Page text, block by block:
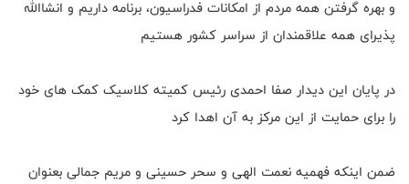
و بهره گرفتن همه مردم از امکانات فدراسیون، برنامه داریم و انشاالله
پذیرای همه علاقمندان از سراسر کشور هستیم
در پایان این دیدار صفا احمدی رئیس کمیته کلاسیک کمک های خود
را برای حمایت از این مرکز به آن اهدا کرد
ضمن اینکه فهمیه نعمت الهی و سحر حسینی و مریم جمالی بعنوان